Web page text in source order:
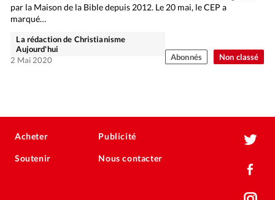
Non classé
par la Maison de la Bible depuis 2012. Le 20 mai, le CEP a
marqué…
La rédaction de Christianisme
Aujourd'hui
2 Mai 2020
Abonnés
Acheter
Soutenir
Publicité
Nous contacter